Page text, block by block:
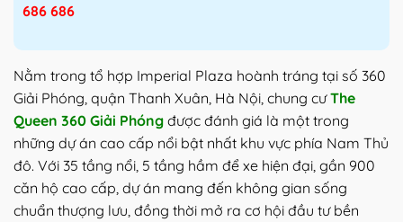
686 686
Nằm trong tổ hợp Imperial Plaza hoành tráng tại số 360
Giải Phóng, quận Thanh Xuân, Hà Nội, chung cưThe
Queen 360 Giải Phóng được đánh giá là một trong
những dự án cao cấp nổi bật nhất khu vực phía Nam Thủ
đô. Với 35 tầng nổi, 5 tầng hầm để xe hiện đại, gần 900
căn hộ cao cấp, dự án mang đến không gian sống
chuẩn thượng lưu, đồng thời mở ra cơ hội đầu tư bền